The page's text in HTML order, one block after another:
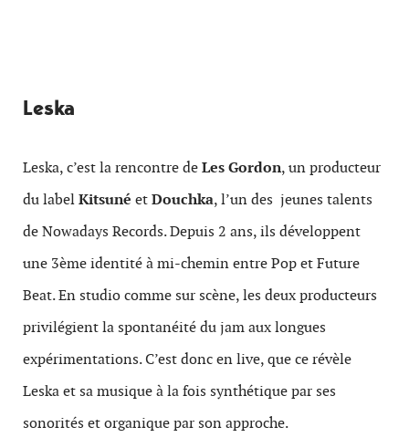
Leska
Leska, c’est la rencontre deLes Gordon, un producteur
du labelKitsuné etDouchka, l’un des jeunes talents
de Nowadays Records. Depuis 2 ans, ils développent
une 3ème identité à mi-chemin entre Pop et Future
Beat. En studio comme sur scène, les deux producteurs
privilégient la spontanéité du jam aux longues
expérimentations. C’est donc en live,que ce révèle
Leska et sa musique à la fois synthétique par ses
sonorités et organique par son approche.